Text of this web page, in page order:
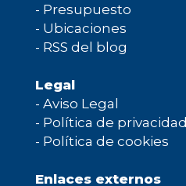
- Presupuesto
- Ubicaciones
- RSS del blog
Legal
- Aviso Legal
- Política de privacidad
- Política de cookies
Enlaces externos